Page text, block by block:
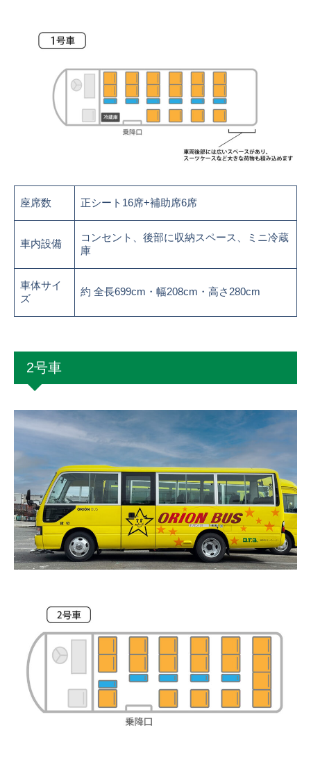
座席数 正シート16席+補助席6席
車内設備
コンセント、後部に収納スペース、ミニ冷蔵
庫
車体サイ
ズ
約 全長699cm・幅208cm・高さ280cm
2号車